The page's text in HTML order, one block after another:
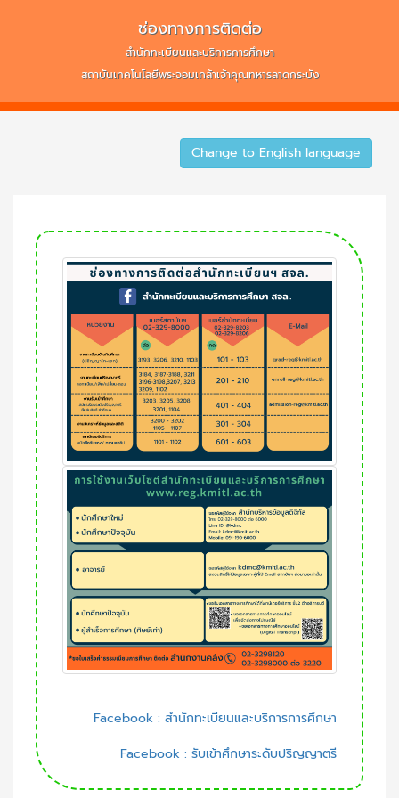
ช่องทางการติดต่อ
สำนักทะเบียนและบริการการศึกษา
สถาบันเทคโนโลยีพระจอมเกล้าเจ้าคุณทหารลาดกระบัง
Change to English language
Facebook : สำนักทะเบียนและบริการการศึกษา
Facebook : รับเข้าศึกษาระดับปริญญาตรี